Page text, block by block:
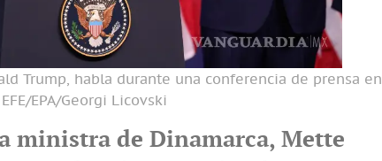
Trump, habla durante una conferencia de prensa en
EFE/EPA/Georgi Licovski
ministra de Dinamarca, Mette